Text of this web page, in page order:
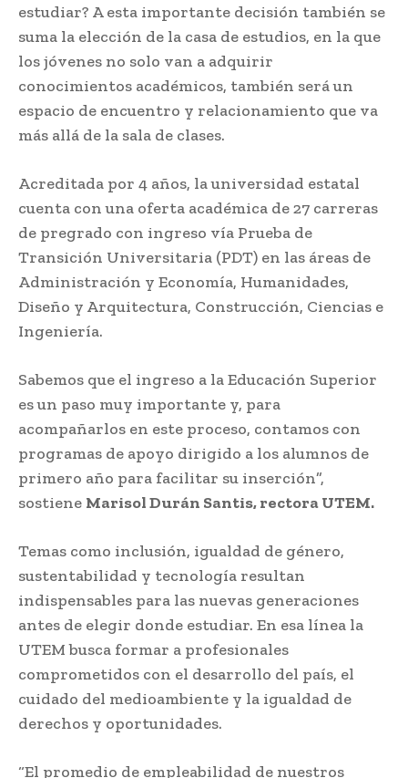
estudiar? A esta importante decisión también se
suma la elección de la casa de estudios, en la que
los jóvenes no solo van a adquirir
conocimientos académicos, también será un
espacio de encuentro y relacionamiento que va
más allá de la sala de clases.
Acreditada por 4 años, la universidad estatal
cuenta con una oferta académica de 27 carreras
de pregrado con ingreso vía Prueba de
Transición Universitaria (PDT) en las áreas de
Administración y Economía, Humanidades,
Diseño y Arquitectura, Construcción, Ciencias e
Ingeniería.
Sabemos que el ingreso a la Educación Superior
es un paso muy importante y, para
acompañarlos en este proceso, contamos con
programas de apoyo dirigido a los alumnos de
primero año para facilitar su inserción”,
sostiene Marisol Durán Santis, rectora UTEM.
Temas como inclusión, igualdad de género,
sustentabilidad y tecnología resultan
indispensables para las nuevas generaciones
antes de elegir donde estudiar. En esa línea la
UTEM busca formar a profesionales
comprometidos con el desarrollo del país, el
cuidado del medioambiente y la igualdad de
derechos y oportunidades.
“El promedio de empleabilidad de nuestros